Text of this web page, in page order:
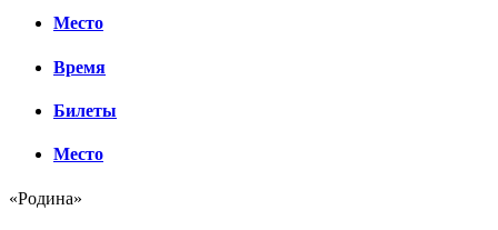
Место
Время
Билеты
Место
«Родина»